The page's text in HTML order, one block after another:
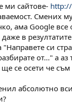
ми сайтове-
Смених
ама Google все
в
"Направете си
от..." а
се осети че
абсолютно